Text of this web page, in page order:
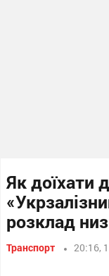
Як доїхати
розклад
Транспорт 20:16,